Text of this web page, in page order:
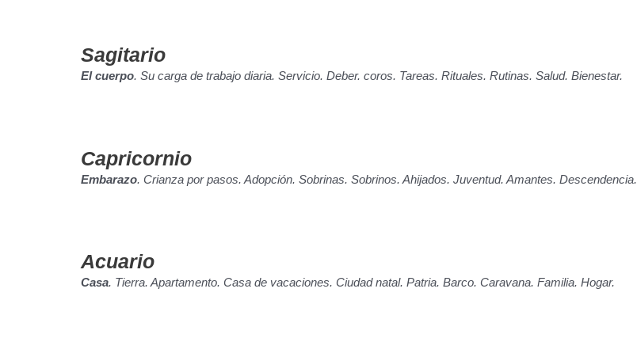
Sagitario
El cuerpo. Su carga de trabajo diaria. Servicio. Deber. coros. Tareas. Rituales. Rutinas. Salud. Bienestar.
Capricornio
Embarazo. Crianza por pasos. Adopción. Sobrinas. Sobrinos. Ahijados. Juventud. Amantes. Descendencia.
Acuario
Casa. Tierra. Apartamento. Casa de vacaciones. Ciudad natal. Patria. Barco. Caravana. Familia. Hogar.